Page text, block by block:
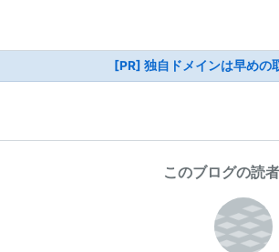
[PR] 独自ドメインは早めの
このブログの読